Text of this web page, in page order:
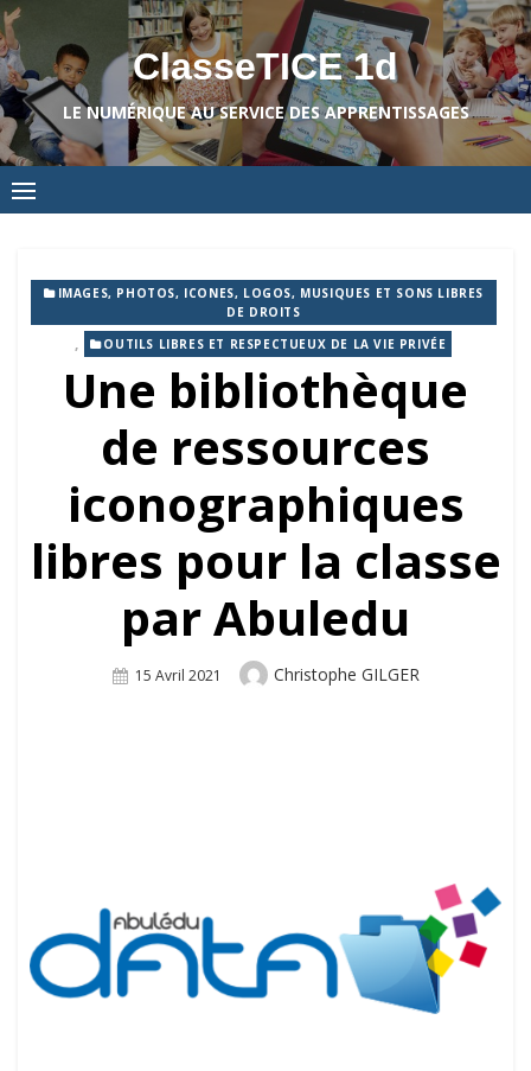
Skip
to
content
ClasseTICE 1d
LE NUMÉRIQUE AU SERVICE DES APPRENTISSAGES
IMAGES, PHOTOS, ICONES, LOGOS, MUSIQUES ET SONS LIBRES
DE DROITS
, OUTILS LIBRES ET RESPECTUEUX DE LA VIE PRIVÉE
Une bibliothèque
de ressources
iconographiques
libres pour la classe
par Abuledu
Posted
15 Avril 2021 Author
Christophe GILGER